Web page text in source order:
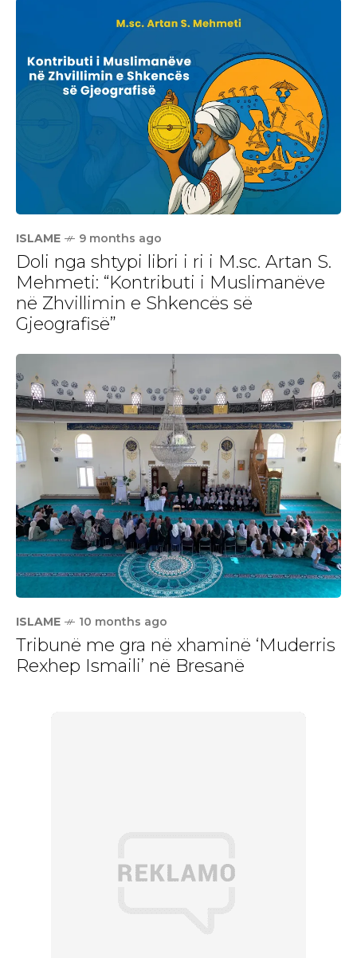
ISLAME 9 months ago
Doli nga shtypi libri i ri i M.sc. Artan S.
Mehmeti: “Kontributi i Muslimanëve
në Zhvillimin e Shkencës së
Gjeografisë”
ISLAME 10 months ago
Tribunë me gra në xhaminë ‘Muderris
Rexhep Ismaili’ në Bresanë